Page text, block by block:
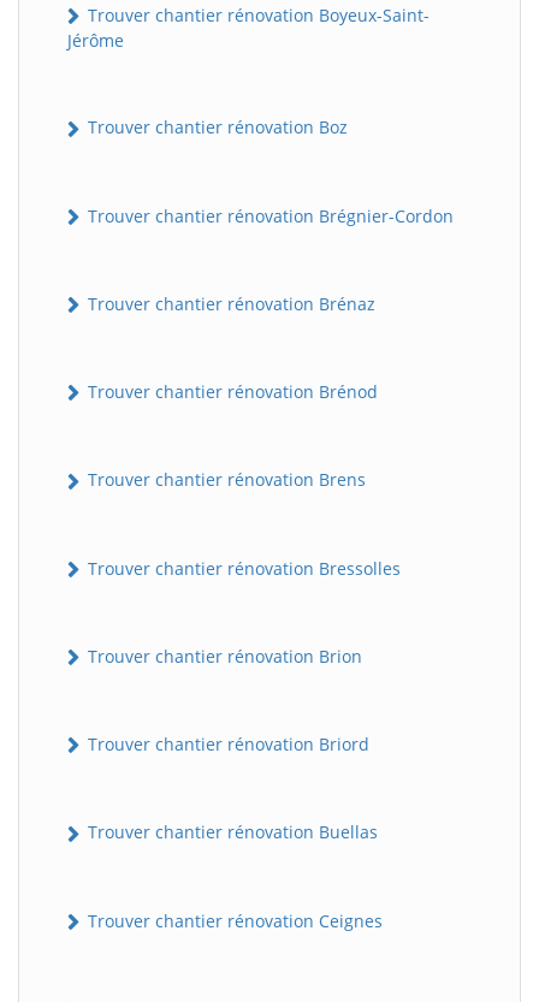
Trouver chantier rénovation Boyeux-Saint-
Jérôme
Trouver chantier rénovation Boz
Trouver chantier rénovation Brégnier-Cordon
Trouver chantier rénovation Brénaz
Trouver chantier rénovation Brénod
Trouver chantier rénovation Brens
Trouver chantier rénovation Bressolles
Trouver chantier rénovation Brion
Trouver chantier rénovation Briord
Trouver chantier rénovation Buellas
Trouver chantier rénovation Ceignes